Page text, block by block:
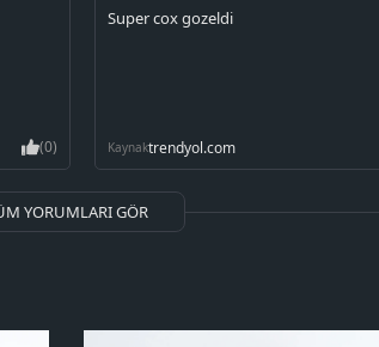
(0)
Super cox gozeldi
Kaynaktrendyol.com
YORUMLARI GÖR